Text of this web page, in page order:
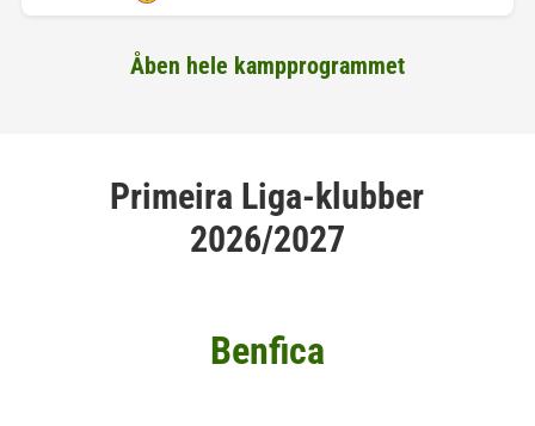
Åben hele kampprogrammet
Primeira Liga-klubber
2026/2027
Benfica